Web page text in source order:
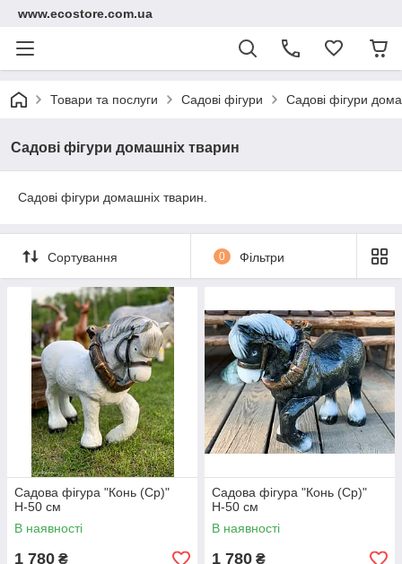
www.ecostore.com.ua
Товари та послуги Садові фігури Садові фігури
Садові фігури домашніх тварин
Садові фігури домашніх тварин.
Сортування 0 Фільтри
Садова фігура "Конь (Ср)"
Н-50 см
В наявності
1 780 ₴
Садова фігура "Конь (Ср)"
Н-50 см
В наявності
1 780 ₴